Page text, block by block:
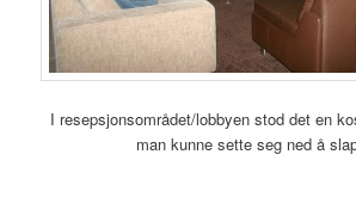
I resepsjonsområdet/lobbyen stod det en
man kunne sette seg ned å